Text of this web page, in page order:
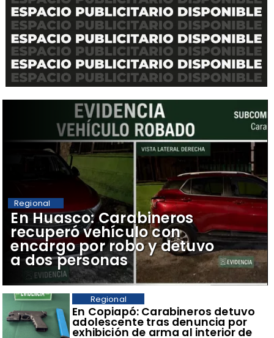
​En Copiapó: Carabineros detuvo
adolescente tras denuncia por
exhibición de arma al interior de
Regional
​En Huasco: Carabineros
recuperó vehículo con
encargo por robo y detuvo
a dos personas
Regional